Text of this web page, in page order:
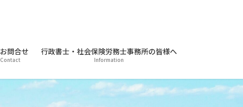
お問合せ
Contact
行政書士・社会保険労務士事務所の皆様へ
Information